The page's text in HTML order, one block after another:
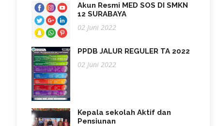
Akun Resmi MED SOS DI SMKN
12 SURABAYA
02 Juni 2022
PPDB JALUR REGULER TA 2022
02 Juni 2022
Kepala sekolah Aktif dan
Pensiunan